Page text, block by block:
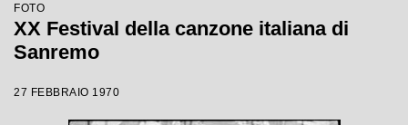
FOTO
XX Festival della canzone italiana di
Sanremo
27 FEBBRAIO 1970